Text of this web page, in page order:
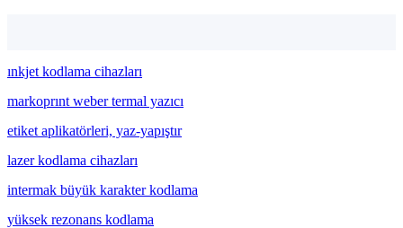
ınkjet kodlama cihazları
markoprınt weber termal yazıcı
etiket aplikatörleri, yaz-yapıştır
lazer kodlama cihazları
intermak büyük karakter kodlama
yüksek rezonans kodlama